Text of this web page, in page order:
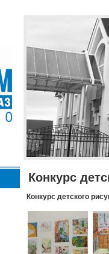
Конкурс
Конкурс детского